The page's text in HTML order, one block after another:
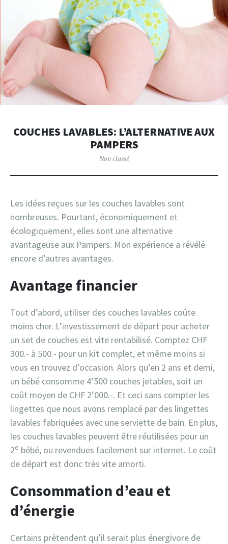
COUCHES LAVABLES: L’ALTERNATIVE AUX
PAMPERS
Non classé
Les idées reçues sur les couches lavables sont
nombreuses. Pourtant, économiquement et
écologiquement, elles sont une alternative
avantageuse aux Pampers. Mon expérience a révélé
encore d’autres avantages.
Avantage financier
Tout d’abord, utiliser des couches lavables coûte
moins cher. L’investissement de départ pour acheter
un set de couches est vite rentabilisé. Comptez CHF
300.- à 500.- pour un kit complet, et même moins si
vous en trouvez d’occasion. Alors qu’en 2 ans et demi,
un bébé consomme 4’500 couches jetables, soit un
coût moyen de CHF 2’000.-. Et ceci sans compter les
lingettes que nous avons remplacé par des lingettes
lavables fabriquées avec une serviette de bain. En plus,
les couches lavables peuvent être réutilisées pour un
2e bébé, ou revendues facilement sur internet. Le coût
de départ est donc très vite amorti.
Consommation d’eau et
d’énergie
Certains prétendent qu’il serait plus énergivore de